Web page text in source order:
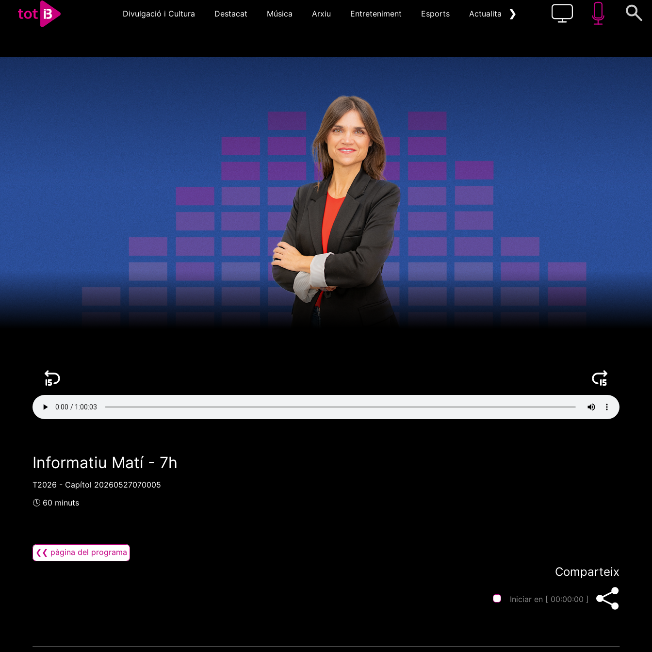
Divulgació i Cultura Destacat Música Arxiu Entreteniment Esports Actualitat Pòdcast
❯
Informatiu Matí - 7h
T2026 - Capítol 20260527070005
🕓 60 minuts
❮❮ pàgina del programa
Comparteix
Iniciar en [ 00:00:00 ]